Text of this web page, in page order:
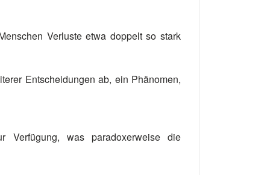
Verluste etwa doppelt so stark
Entscheidungen ab, ein Phänomen,
was paradoxerweise die